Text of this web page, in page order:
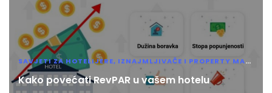
SAVJETI ZA HOTELIJERE, IZNAJMLJIVAČE I PROPERTY MANAGERE
Kako povećati RevPAR u vašem hotelu